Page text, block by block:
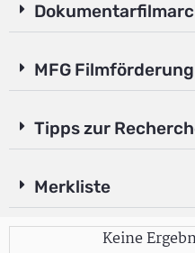
MFG Filmförderung
Tipps zur
Merkliste
Keine